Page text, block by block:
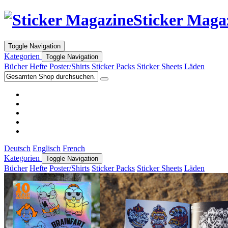
Sticker
Toggle Navigation
Kategorien Toggle Navigation
Bücher Hefte Poster/Shirts Sticker Packs Sticker Sheets Läden
Deutsch Englisch French
Kategorien
Toggle Navigation
Bücher Hefte Poster/Shirts Sticker Packs Sticker Sheets Läden